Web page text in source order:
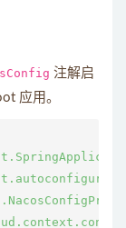
注解启
应用。